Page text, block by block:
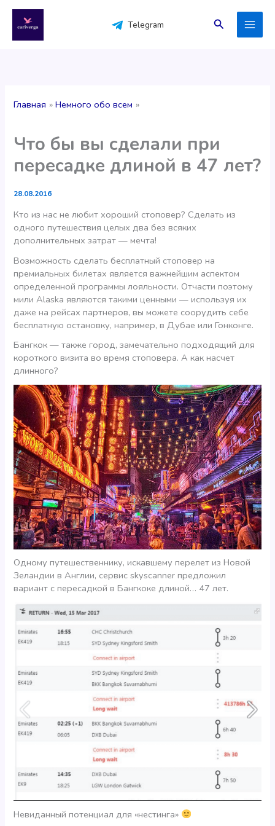
содержимому
Telegram Поиск
Главная Немного обо всем
Что бы вы сделали при
пересадке длиной в 47 лет?
28.08.2016
Кто из нас не любит хороший стоповер? Сделать из
одного путешествия целых два без всяких
дополнительных затрат — мечта!
Возможность сделать бесплатный стоповер на
премиальных билетах является важнейшим аспектом
определенной программы лояльности. Отчасти поэтому
мили Alaska являются такими ценными — используя их
даже на рейсах партнеров, вы можете соорудить себе
бесплатную остановку, например, в Дубае или Гонконге.
Бангкок — также город, замечательно подходящий для
короткого визита во время стоповера. А как насчет
длинного?
Одному путешественнику, искавшему перелет из Новой
Зеландии в Англии, сервис skyscanner предложил
вариант с пересадкой в Бангкоке длиной… 47 лет.
Невиданный потенциал для «нестинга»